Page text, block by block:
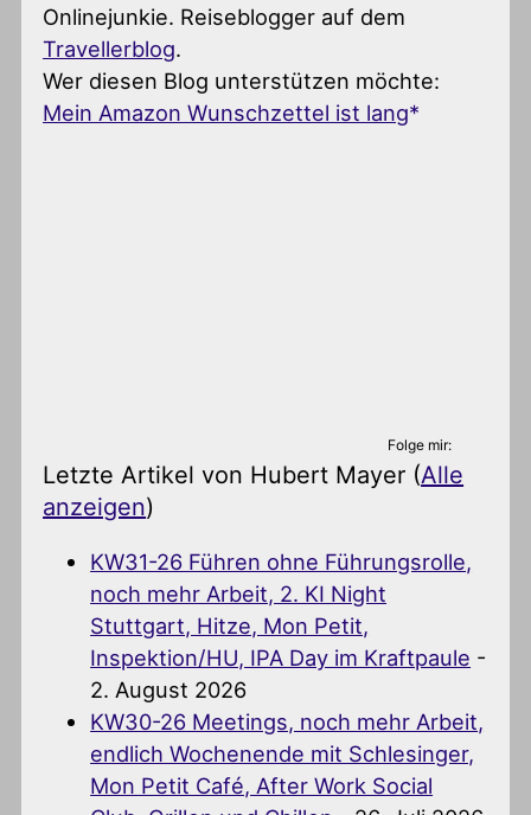
Onlinejunkie. Reiseblogger auf dem
Travellerblog.
Wer diesen Blog unterstützen möchte:
Mein Amazon Wunschzettel ist lang
Folge mir:
Letzte Artikel von Hubert Mayer (Alle
anzeigen)
KW31-26 Führen ohne Führungsrolle,
noch mehr Arbeit, 2. KI Night
Stuttgart, Hitze, Mon Petit,
Inspektion/HU, IPA Day im Kraftpaule -
2. August 2026
KW30-26 Meetings, noch mehr Arbeit,
endlich Wochenende mit Schlesinger,
Mon Petit Café, After Work Social